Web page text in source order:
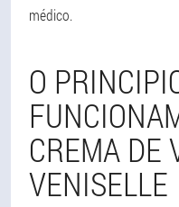
médico.
O
CREMA DE
VENISELLE